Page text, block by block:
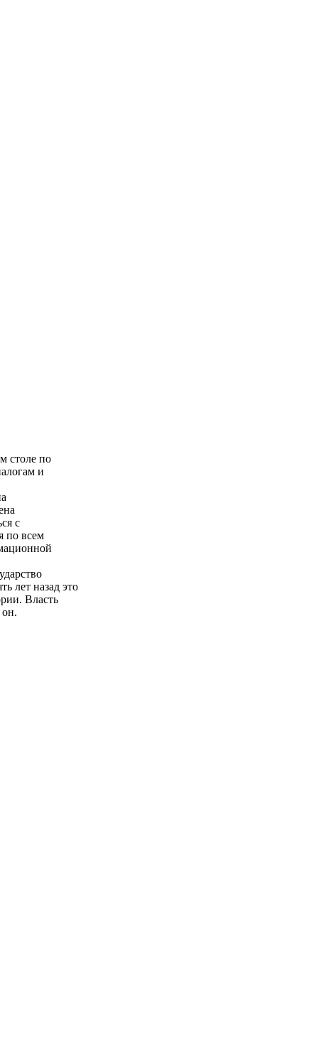
столе по
и
с
по всем
лет назад это
Власть